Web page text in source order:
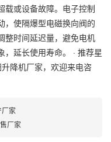
载或设备故障。电子控制
，使隔爆型电磁换向阀的
整时间延迟量，避免电机
延长使用寿命。 · 推荐星
降机厂家，欢迎来电咨
家
厂家